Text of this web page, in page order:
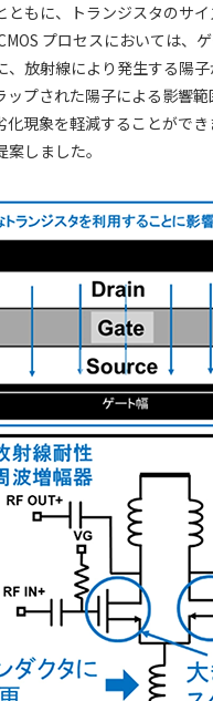
もに、トランジスタのサ
プロセスにおいては、
放射線により発生する陽
プされた陽子による影響
現象を軽減することがで
しました。